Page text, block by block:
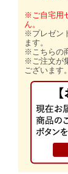
※ご自宅用
ん。
※プレゼン
ます。
※こちらの
※ご注文が
ございます